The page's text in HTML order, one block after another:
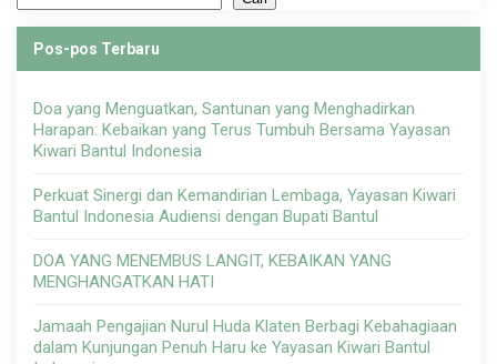
Pos-pos Terbaru
Doa yang Menguatkan, Santunan yang Menghadirkan
Harapan: Kebaikan yang Terus Tumbuh Bersama Yayasan
Kiwari Bantul Indonesia
Perkuat Sinergi dan Kemandirian Lembaga, Yayasan Kiwari
Bantul Indonesia Audiensi dengan Bupati Bantul
DOA YANG MENEMBUS LANGIT, KEBAIKAN YANG
MENGHANGATKAN HATI
Jamaah Pengajian Nurul Huda Klaten Berbagi Kebahagiaan
dalam Kunjungan Penuh Haru ke Yayasan Kiwari Bantul